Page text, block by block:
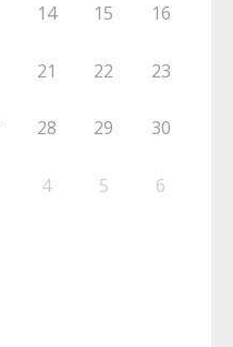
14 15 16
21 22 23
28 29 30
4 5 6